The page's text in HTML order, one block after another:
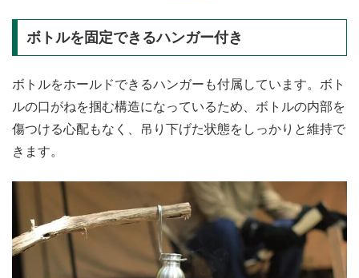
ボトルを固定できるハンガー付き
ボトルをホールドできるハンガーも付属しています。ボト
ルの口がねを掴む構造になっているため、ボトルの内部を
傷つける心配もなく、吊り下げた状態をしっかりと維持で
きます。